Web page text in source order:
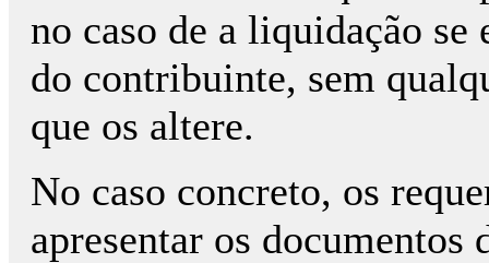
no caso de a liquidação se
do contribuinte, sem
que os altere.
No caso concreto, os
apresentar os documentos